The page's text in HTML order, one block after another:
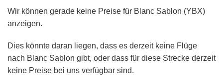
Wir können gerade keine Preise für Blanc Sablon (YBX)
anzeigen.
Dies könnte daran liegen, dass es derzeit keine Flüge
nach Blanc Sablon gibt, oder dass für diese Strecke derzeit
keine Preise bei uns verfügbar sind.